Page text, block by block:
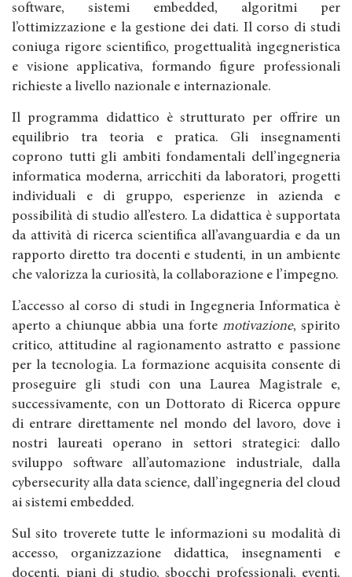
software, sistemi embedded, algoritmi per
l’ottimizzazione e la gestione dei dati. Il corso di studi
coniuga rigore scientifico, progettualità ingegneristica
e visione applicativa, formando figure professionali
richieste a livello nazionale e internazionale.
Il programma didattico è strutturato per offrire un
equilibrio tra teoria e pratica. Gli insegnamenti
coprono tutti gli ambiti fondamentali dell’ingegneria
informatica moderna, arricchiti da laboratori, progetti
individuali e di gruppo, esperienze in azienda e
possibilità di studio all’estero. La didattica è supportata
da attività di ricerca scientifica all’avanguardia e da un
rapporto diretto tra docenti e studenti, in un ambiente
che valorizza la curiosità, la collaborazione e l’impegno.
L’accesso al corso di studi in Ingegneria Informatica è
aperto a chiunque abbia una forte motivazione, spirito
critico, attitudine al ragionamento astratto e passione
per la tecnologia. La formazione acquisita consente di
proseguire gli studi con una Laurea Magistrale e,
successivamente, con un Dottorato di Ricerca oppure
di entrare direttamente nel mondo del lavoro, dove i
nostri laureati operano in settori strategici: dallo
sviluppo software all’automazione industriale, dalla
cybersecurity alla data science, dall’ingegneria del cloud
ai sistemi embedded.
Sul sito troverete tutte le informazioni su modalità di
accesso, organizzazione didattica, insegnamenti e
docenti, piani di studio, sbocchi professionali, eventi,